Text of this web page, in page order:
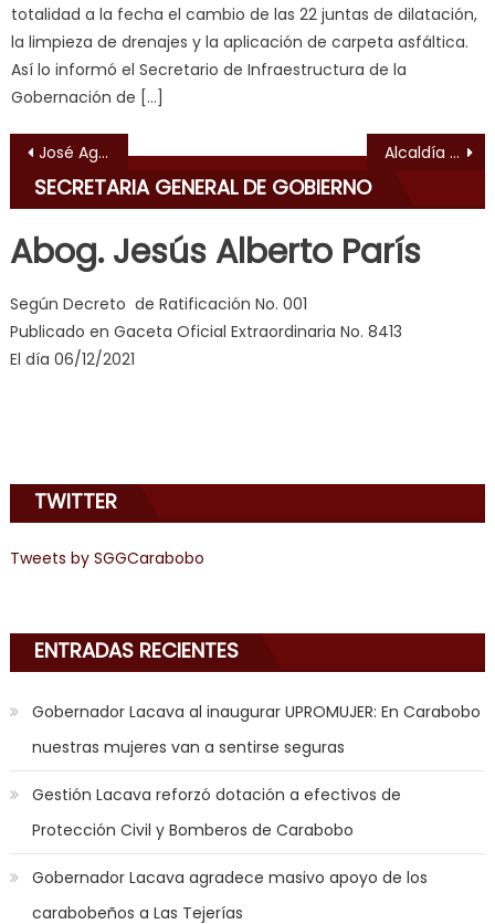
ह,
dancer
milf,
de
pono
doido ,
about
joys
of
i
am
the
mood
to
play
jerk
off
game
totalidad a la fecha el cambio de las 22 juntas de dilatación,
la limpieza de drenajes y la aplicación de carpeta asfáltica.
Así lo informó el Secretario de Infraestructura de la
Gobernación de […]
Navegación de entradas
José Agustín Sánchez realizó “Ofrenda Musical” en el inmortal Campo de Carabobo Alcaldía de Valencia se suma a la Jornada de Vacunación de las Américas 2021
SECRETARIA GENERAL DE GOBIERNO
Abog. Jesús Alberto París
Según Decreto de Ratificación No. 001
Publicado en Gaceta Oficial Extraordinaria No. 8413
El día 06/12/2021
TWITTER
Tweets by SGGCarabobo
ENTRADAS RECIENTES
Gobernador Lacava al inaugurar UPROMUJER: En Carabobo
nuestras mujeres van a sentirse seguras
Gestión Lacava reforzó dotación a efectivos de
Protección Civil y Bomberos de Carabobo
Gobernador Lacava agradece masivo apoyo de los
carabobeños a Las Tejerías